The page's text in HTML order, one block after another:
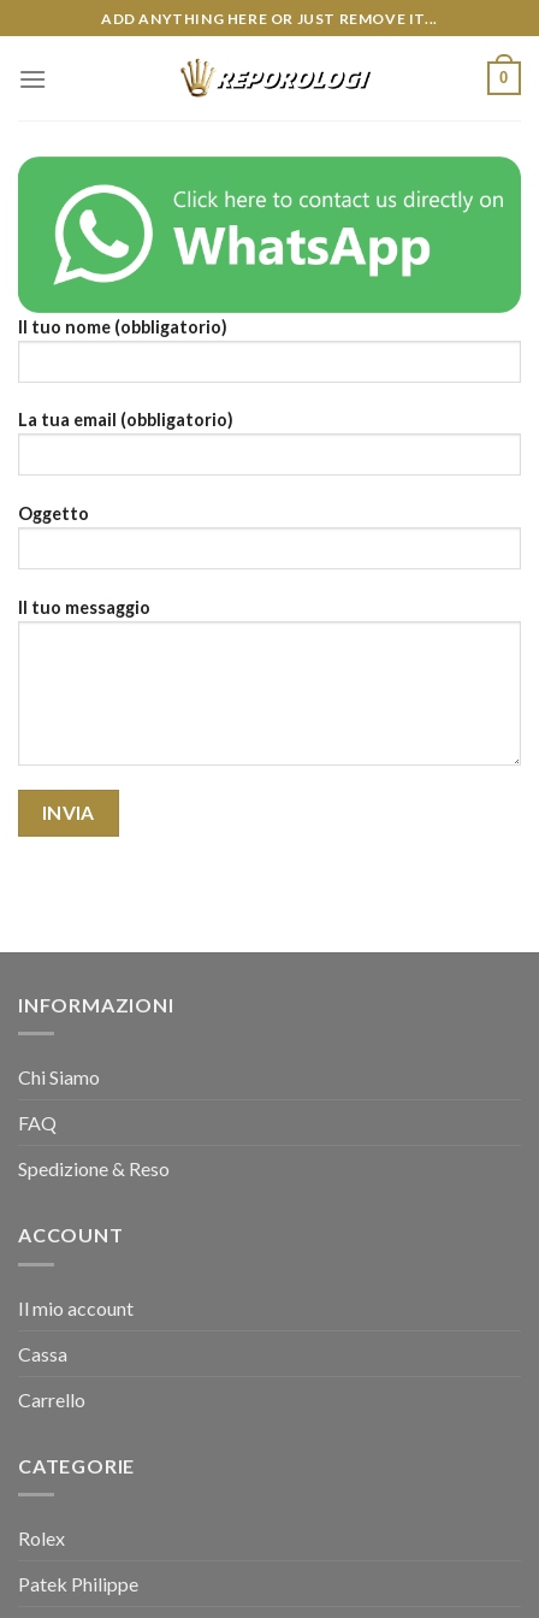
to
content
ADD ANYTHING HERE OR JUST REMOVE IT...
0
Il tuo nome (obbligatorio)
La tua email (obbligatorio)
Oggetto
Il tuo messaggio
INFORMAZIONI
Chi Siamo
FAQ
Spedizione & Reso
ACCOUNT
Il mio account
Cassa
Carrello
CATEGORIE
Rolex
Patek Philippe